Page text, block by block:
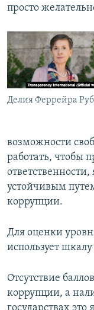
просто
Делия Феррейра
возможности
работать, чтобы
устойчивым
коррупции.
Для оценки
использует
Отсутствие
коррупции, а